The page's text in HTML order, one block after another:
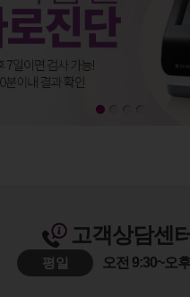
고객상담센터
평일 오전 9:30~오